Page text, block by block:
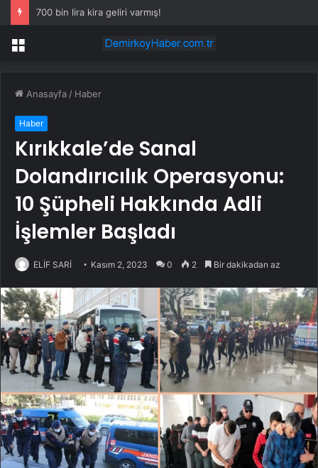
700 bin lira kira geliri varmış!
Menü
Anasayfa / Haber
Haber
Kırıkkale’de Sanal
Dolandırıcılık Operasyonu:
10 Şüpheli Hakkında Adli
İşlemler Başladı
ELİF SARİ Kasım 2, 2023 0 2 Bir dakikadan az